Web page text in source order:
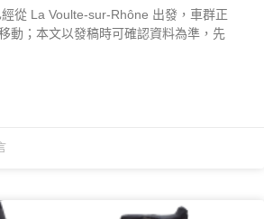
從 La Voulte-sur-Rhône 出發，車群正
動；本文以發稿時可確認資料為準，先